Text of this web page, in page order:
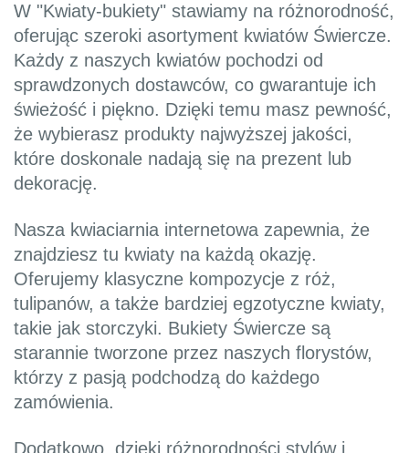
W "Kwiaty-bukiety" stawiamy na różnorodność,
oferując szeroki asortyment kwiatów Świercze.
Każdy z naszych kwiatów pochodzi od
sprawdzonych dostawców, co gwarantuje ich
świeżość i piękno. Dzięki temu masz pewność,
że wybierasz produkty najwyższej jakości,
które doskonale nadają się na prezent lub
dekorację.
Nasza kwiaciarnia internetowa zapewnia, że
znajdziesz tu kwiaty na każdą okazję.
Oferujemy klasyczne kompozycje z róż,
tulipanów, a także bardziej egzotyczne kwiaty,
takie jak storczyki. Bukiety Świercze są
starannie tworzone przez naszych florystów,
którzy z pasją podchodzą do każdego
zamówienia.
Dodatkowo, dzięki różnorodności stylów i